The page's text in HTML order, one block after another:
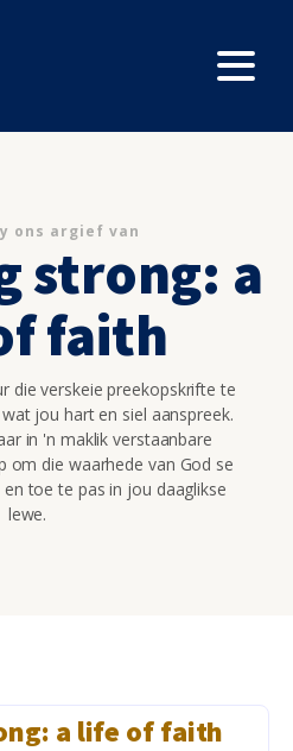
ons argief van
strong: a
faith
die verskeie preekopskrifte te
jou hart en siel aanspreek.
in 'n maklik verstaanbare
die waarhede van God se
toe te pas in jou daaglikse
lewe.
a life of faith